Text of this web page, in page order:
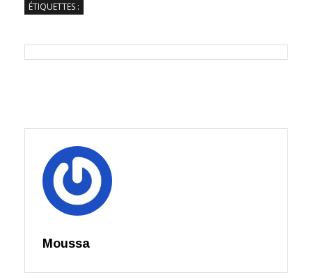
ÉTIQUETTES :
Moussa